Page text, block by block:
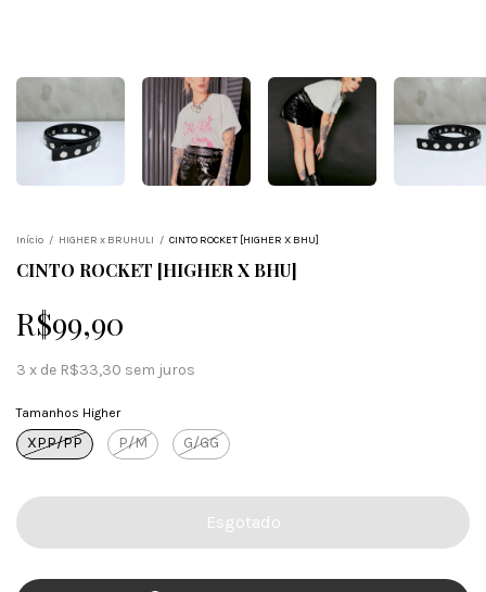
Início / HIGHER x BRUHULI / CINTO ROCKET [HIGHER X BHU]
CINTO ROCKET [HIGHER X BHU]
R$99,90
3 x de R$33,30 sem juros
Tamanhos Higher
XPP/PP P/M G/GG